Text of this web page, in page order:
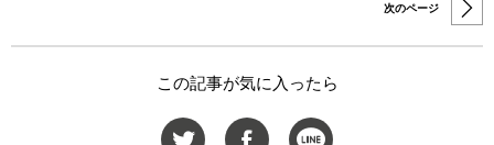
次のページ
この記事が気に入ったら